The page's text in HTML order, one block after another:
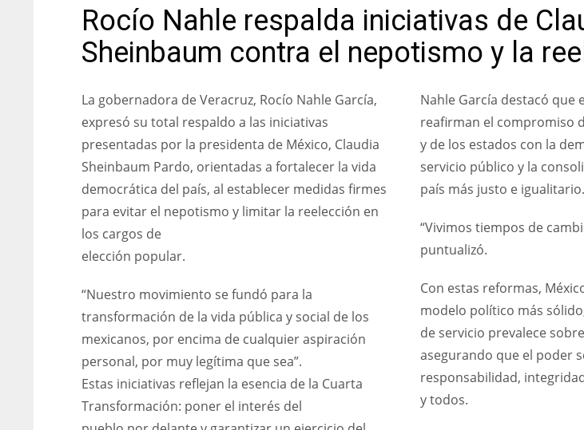
Rocío Nahle respalda iniciativas de
Sheinbaum contra el nepotismo y la
La gobernadora de Veracruz, Rocío Nahle García,
expresó su total respaldo a las iniciativas
presentadas por la presidenta de México, Claudia
Sheinbaum Pardo, orientadas a fortalecer la vida
democrática del país, al establecer medidas firmes
para evitar el nepotismo y limitar la reelección en
los cargos de
elección popular.
“Nuestro movimiento se fundó para la
transformación de la vida pública y social de los
mexicanos, por encima de cualquier aspiración
personal, por muy legítima que sea”.
Estas iniciativas reflejan la esencia de la Cuarta
Transformación: poner el interés del
Nahle García destacó que
reafirman el compromiso
y de los estados con la
servicio público y la
país más justo e igualitario.
“Vivimos tiempos de
puntualizó.
Con estas reformas,
modelo político más
de servicio prevalece
asegurando que el poder
responsabilidad,
y todos.